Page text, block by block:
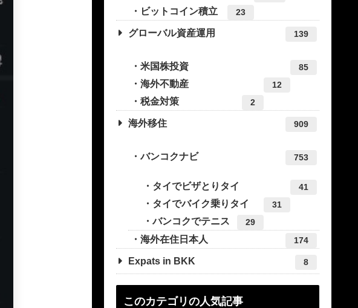
ビットコイン積立 23
グローバル資産運用 139
米国株投資 85
海外不動産 12
税金対策 2
海外移住 909
バンコクナビ 753
タイでビザとりタイ 41
タイでバイク乗りタイ 31
バンコクでテニス 29
海外在住日本人 174
Expats in BKK 8
このカテゴリの人気記事